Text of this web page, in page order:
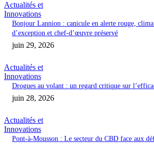
Actualités et
Innovations
Bonjour Lannion : canicule en alerte rouge,
d’exception et chef-d’œuvre préservé
juin 29, 2026
Actualités et
Innovations
Drogues au volant : un regard critique sur
juin 28, 2026
Actualités et
Innovations
Pont-à-Mousson : Le secteur du CBD face aux